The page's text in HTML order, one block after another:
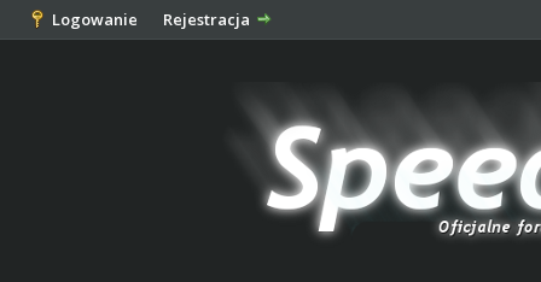
Logowanie Rejestracja